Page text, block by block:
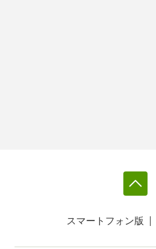
スマートフォン版